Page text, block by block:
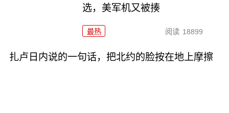
选，美军机又被揍
最热 阅读 18899
扎卢日内说的一句话，把北约的脸按在地上摩擦